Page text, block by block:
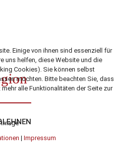
Einige von ihnen sind essenziell für
uns helfen, diese Website und die
Cookies). Sie können selbst
möchten. Bitte beachten Sie, dass
alle Funktionalitäten der Seite zur
| Impressum